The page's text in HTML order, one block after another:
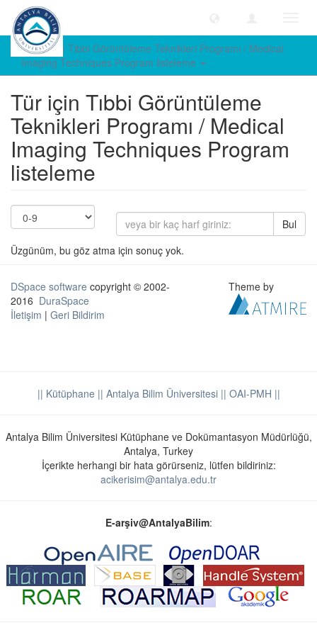
Türe göre Tıbbi Görüntüleme Teknikleri Programı / Medical
Imaging Techniques Program listeleme
Tür için Tıbbi Görüntüleme
Teknikleri Programı / Medical
Imaging Techniques Program
listeleme
Bul
Üzgünüm, bu göz atma için sonuç yok.
DSpace software copyright © 2002-
2016 DuraSpace
İletişim | Geri Bildirim
Theme by
|| Kütüphane || Antalya Bilim Üniversitesi || OAI-PMH ||
Antalya Bilim Üniversitesi Kütüphane ve Dokümantasyon Müdürlüğü,
Antalya, Turkey
İçerikte herhangi bir hata görürseniz, lütfen bildiriniz:
acikerisim@antalya.edu.tr
E-arşiv@AntalyaBilim: